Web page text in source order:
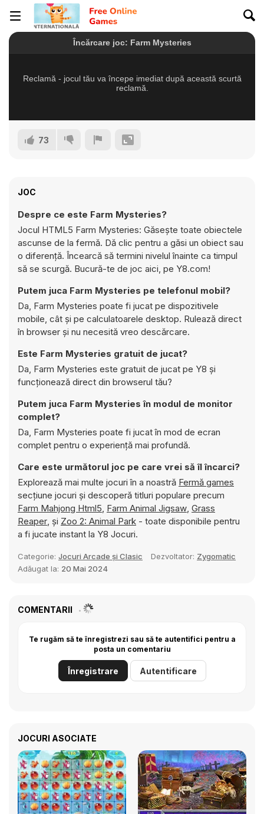
73
JOC
Despre ce este Farm Mysteries?
Jocul HTML5 Farm Mysteries: Găsește toate obiectele
ascunse de la fermă. Dă clic pentru a găsi un obiect sau
o diferență. Încearcă să termini nivelul înainte ca timpul
să se scurgă. Bucură-te de joc aici, pe Y8.com!
Putem juca Farm Mysteries pe telefonul mobil?
Da, Farm Mysteries poate fi jucat pe dispozitivele
mobile, cât și pe calculatoarele desktop. Rulează direct
în browser și nu necesită vreo descărcare.
Este Farm Mysteries gratuit de jucat?
Da, Farm Mysteries este gratuit de jucat pe Y8 și
funcționează direct din browserul tău?
Putem juca Farm Mysteries în modul de monitor
complet?
Da, Farm Mysteries poate fi jucat în mod de ecran
complet pentru o experiență mai profundă.
Care este următorul joc pe care vrei să îl încarci?
Explorează mai multe jocuri în a noastră Fermă games
secțiune jocuri și descoperă titluri populare precum
Farm Mahjong Html5, Farm Animal Jigsaw, Grass
Reaper, și Zoo 2: Animal Park - toate disponibile pentru
a fi jucate instant la Y8 Jocuri.
Categorie: Jocuri Arcade și Clasic Dezvoltator: Zygomatic
Adăugat la: 20 Mai 2024
COMENTARII
Te rugăm să te înregistrezi sau să te autentifici pentru a
posta un comentariu
Înregistrare Autentificare
JOCURI ASOCIATE